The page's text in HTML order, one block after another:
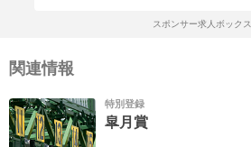
スポンサー求人ボックス
関連情報
特別登録
皐月賞